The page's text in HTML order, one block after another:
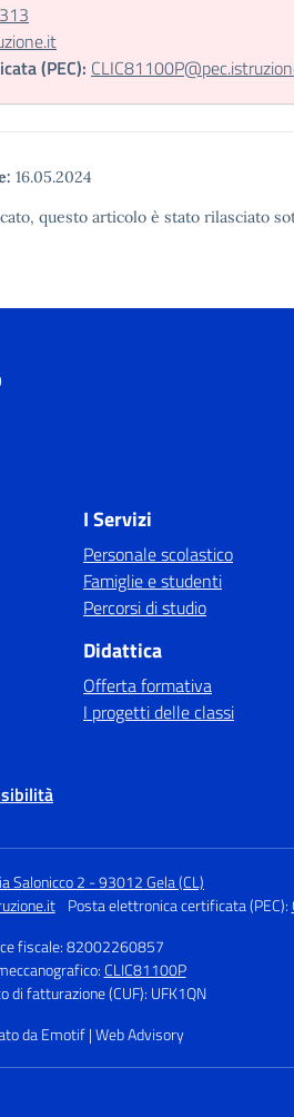
(PEC):
16.05.2024
questo articolo è stato rilasciato
I Servizi
Personale scolastico
Famiglie e studenti
Percorsi di studio
Didattica
Offerta formativa
I progetti delle classi
Salonicco 2 - 93012 Gela (CL)
Posta elettronica certificata (PEC):
fiscale: 82002260857
CLIC81100P
di fatturazione (CUF): UFK1QN
da Emotif | Web Advisory